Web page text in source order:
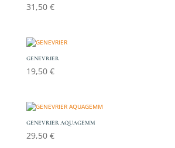
31,50 €
GENEVRIER
19,50 €
GENEVRIER AQUAGEMM
29,50 €